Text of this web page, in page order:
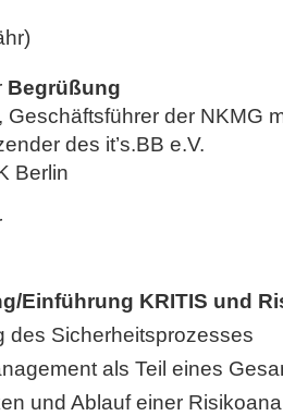
Begrüßung
Geschäftsführer der NKMG
des it’s.BB e.V.
Berlin
Einführung KRITIS und
des Sicherheitsprozesses
als Teil eines
und Ablauf einer